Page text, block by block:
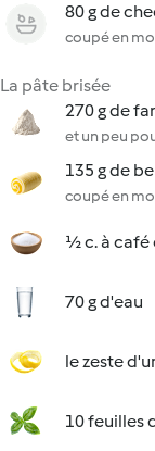
80 g de
coupé en
La pâte brisée
270 g de
et un peu
135 g de
coupé en
½ c. à café
70 g d'eau
le zeste
10 feuilles